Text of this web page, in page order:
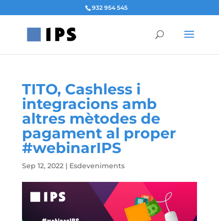
932 954 545
TITO, Cashless i
integracions amb
altres mètodes de
pagament al proper
#webinarIPS
Sep 12, 2022| Esdeveniments